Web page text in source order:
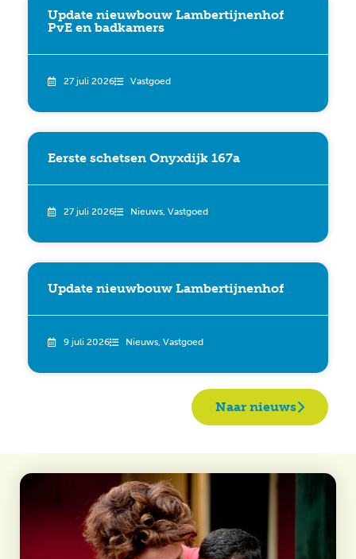
Update nieuwbouw Lambertijnenhof
PvE en badkamers
27 juli 2026 Vastgoed
Eerste schetsen Onyxdijk 167a
27 juli 2026 Nieuws, Vastgoed
Update nieuwbouw Lambertijnenhof
9 juli 2026 Nieuws, Vastgoed
Naar nieuws